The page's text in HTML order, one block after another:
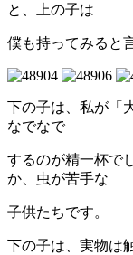
と、上の子は
僕も持ってみると
下の子は、私が「
なでなで
するのが精一杯で
か、虫が苦手な
子供たちです。
下の子は、実物は